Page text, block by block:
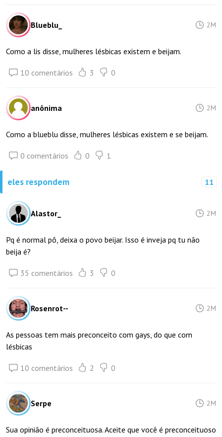
Blueblu_ 2M
Como a lis disse, mulheres lésbicas existem e beijam.
10 comentários 3 0
anônima 2M
Como a blueblu disse, mulheres lésbicas existem e se beijam.
0 comentários 0 1
eles respondem 11
Alastor_ 2M
Pq é normal pô, deixa o povo beijar. Isso é inveja pq tu não
beija é?
35 comentários 3 0
Rosenrot-- 2M
As pessoas tem mais preconceito com gays, do que com
lésbicas
10 comentários 2 0
Serpe 2M
Sua opinião é preconceituosa. Aceite que você é preconceituoso